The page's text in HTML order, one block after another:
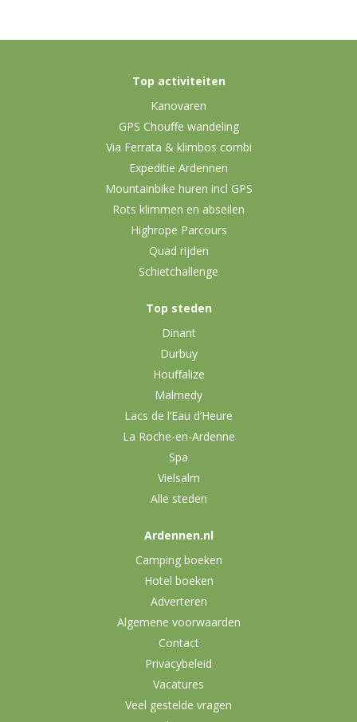
Top activiteiten
Kanovaren
GPS Chouffe wandeling
Via Ferrata & klimbos combi
Expeditie Ardennen
Mountainbike huren incl GPS
Rots klimmen en abseilen
Highrope Parcours
Quad rijden
Schietchallenge
Top steden
Dinant
Durbuy
Houffalize
Malmedy
Lacs de l’Eau d’Heure
La Roche-en-Ardenne
Spa
Vielsalm
Alle steden
Ardennen.nl
Camping boeken
Hotel boeken
Adverteren
Algemene voorwaarden
Contact
Privacybeleid
Vacatures
Veel gestelde vragen